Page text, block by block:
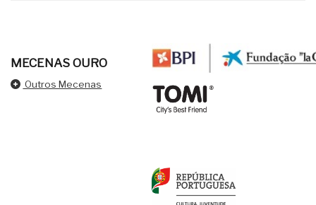
MECENAS OURO
Outros Mecenas